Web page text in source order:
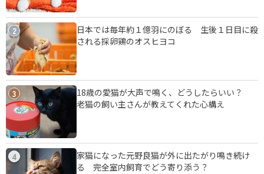
2
日本では毎年約１億羽にのぼる 生後１日目に殺
される採卵鶏のオスヒヨコ
3
18歳の愛猫が大声で鳴く、どうしたらいい？
老猫の飼い主さんが教えてくれた心構え
4
家猫になった元野良猫が外に出たがり鳴き続け
る 完全室内飼育でどう寄り添う？